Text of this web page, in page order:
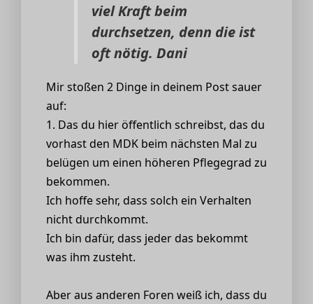
viel Kraft beim
durchsetzen, denn die ist
oft nötig. Dani
Mir stoßen 2 Dinge in deinem Post sauer
auf:
1. Das du hier öffentlich schreibst, das du
vorhast den MDK beim nächsten Mal zu
belügen um einen höheren Pflegegrad zu
bekommen.
Ich hoffe sehr, dass solch ein Verhalten
nicht durchkommt.
Ich bin dafür, dass jeder das bekommt
was ihm zusteht.
Aber aus anderen Foren weiß ich, dass du